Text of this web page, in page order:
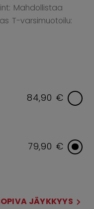
Mahdollistaa
T-varsimuotoilu:
84,90 €
79,90 €
JÄYKKYYS